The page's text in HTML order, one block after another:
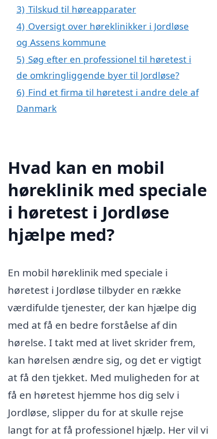
3) Tilskud til høreapparater
4) Oversigt over høreklinikker i Jordløse
og Assens kommune
5) Søg efter en professionel til høretest i
de omkringliggende byer til Jordløse?
6) Find et firma til høretest i andre dele af
Danmark
Hvad kan en mobil
høreklinik med speciale
i høretest i Jordløse
hjælpe med?
En mobil høreklinik med speciale i
høretest i Jordløse tilbyder en række
værdifulde tjenester, der kan hjælpe dig
med at få en bedre forståelse af din
hørelse. I takt med at livet skrider frem,
kan hørelsen ændre sig, og det er vigtigt
at få den tjekket. Med muligheden for at
få en høretest hjemme hos dig selv i
Jordløse, slipper du for at skulle rejse
langt for at få professionel hjælp. Her vil vi